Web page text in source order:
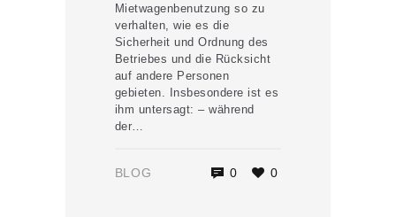
Mietwagenbenutzung so zu
verhalten, wie es die
Sicherheit und Ordnung des
Betriebes und die Rücksicht
auf andere Personen
gebieten. Insbesondere ist es
ihm untersagt: – während
der…
BLOG 0 0